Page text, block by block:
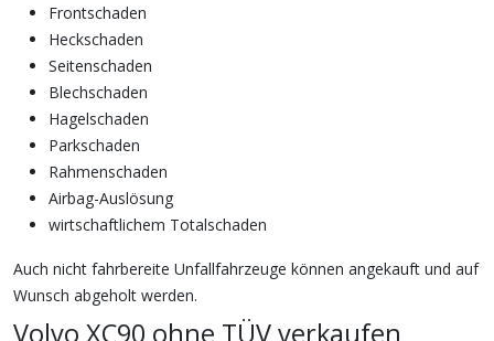
Frontschaden
Heckschaden
Seitenschaden
Blechschaden
Hagelschaden
Parkschaden
Rahmenschaden
Airbag-Auslösung
wirtschaftlichem Totalschaden
Auch nicht fahrbereite Unfallfahrzeuge können angekauft und auf
Wunsch abgeholt werden.
Volvo XC90 ohne TÜV verkaufen